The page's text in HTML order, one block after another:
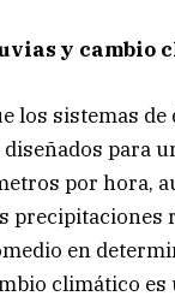
y cambio
los sistemas de
para
por hora,
precipitaciones
en
climático es